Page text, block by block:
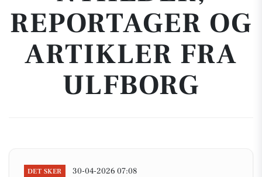
REPORTAGER OG
ARTIKLER FRA
ULFBORG
DET SKER 30-04-2026 07:08